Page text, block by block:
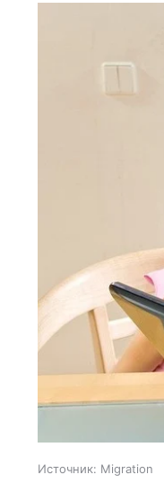
Источник: Migration